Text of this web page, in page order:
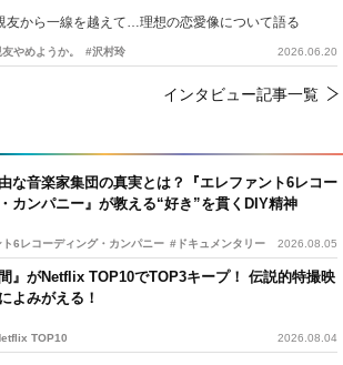
な音楽家集団の真実とは？『エレファント6レコー
カンパニー』が教える“好き”を貫くDIY精神
6レコーディング・カンパニー #ドキュメンタリー 2026.08.05
間』がNetflix TOP10でTOP3キープ！ 伝説的特撮映
よみがえる！
TOP10 2026.08.04
友から一線を越えて…理想の恋愛像について語る
やめようか。 #沢村玲 2026.06.20
インタビュー記事一覧